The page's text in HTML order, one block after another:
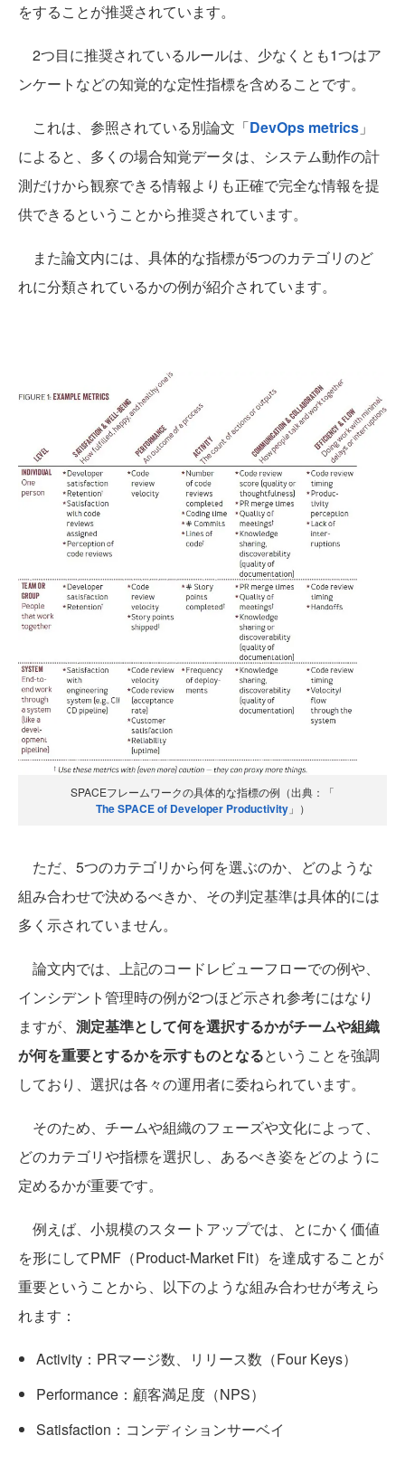
をすることが推奨されています。
2つ目に推奨されているルールは、少なくとも1つはア
ンケートなどの知覚的な定性指標を含めることです。
これは、参照されている別論文「DevOps metrics 」
によると、多くの場合知覚データは、システム動作の計
測だけから観察できる情報よりも正確で完全な情報を提
供できるということから推奨されています。
また論文内には、具体的な指標が5つのカテゴリのど
れに分類されているかの例が紹介されています。
SPACEフレームワークの具体的な指標の例（出典：「
The SPACE of Developer Productivity」）
ただ、5つのカテゴリから何を選ぶのか、どのような
組み合わせで決めるべきか、その判定基準は具体的には
多く示されていません。
論文内では、上記のコードレビューフローでの例や、
インシデント管理時の例が2つほど示され参考にはなり
ますが、 測定基準として何を選択するかがチームや組織
が何を重要とするかを示すものとなるということを強調
しており、選択は各々の運用者に委ねられています。
そのため、チームや組織のフェーズや文化によって、
どのカテゴリや指標を選択し、あるべき姿をどのように
定めるかが重要です。
例えば、小規模のスタートアップでは、とにかく価値
を形にしてPMF（Product-Market Fit）を達成することが
重要ということから、以下のような組み合わせが考えら
れます：
Activity：PRマージ数、リリース数（Four Keys）
Performance：顧客満足度（NPS）
Satisfaction：コンディションサーベイ